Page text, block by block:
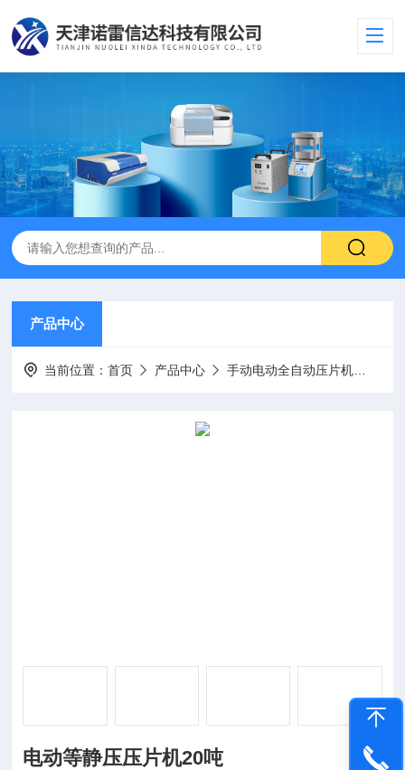
产品中心
当前位置：首页 产品中心 手动电动全自动压片机
电动等静压压片机20吨